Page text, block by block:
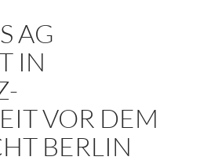
AG
IN
VOR DEM
BERLIN